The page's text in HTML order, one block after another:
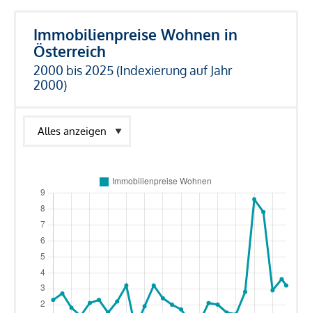
Immobilienpreise Wohnen in
Österreich
2000 bis 2025 (Indexierung auf Jahr
2000)